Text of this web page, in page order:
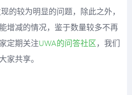
的较为明显的问题，除此之外，
增减的情况，鉴于数量较多不再
定期关注UWA的问答社区 ，我们
家共享。